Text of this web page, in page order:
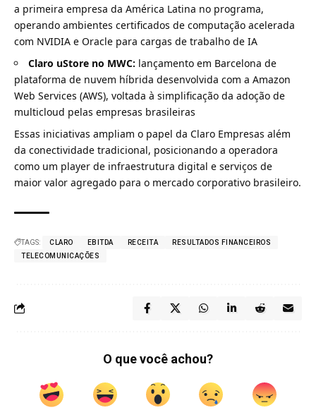
a primeira empresa da América Latina no programa,
operando ambientes certificados de computação acelerada
com NVIDIA e Oracle para cargas de trabalho de IA
Claro uStore no MWC: lançamento em Barcelona de
plataforma de nuvem híbrida desenvolvida com a Amazon
Web Services (AWS), voltada à simplificação da adoção de
multicloud pelas empresas brasileiras
Essas iniciativas ampliam o papel da Claro Empresas além
da conectividade tradicional, posicionando a operadora
como um player de infraestrutura digital e serviços de
maior valor agregado para o mercado corporativo brasileiro.
TAGS: CLARO EBITDA RECEITA
RESULTADOS FINANCEIROS
TELECOMUNICAÇÕES
O que você achou?